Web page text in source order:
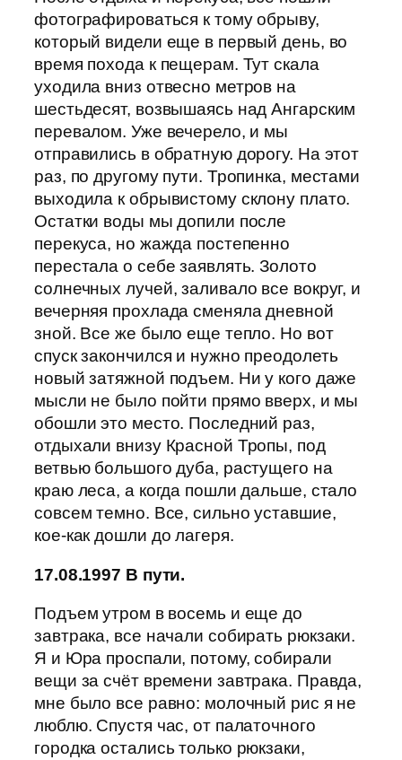
фотографироваться к тому обрыву,
который видели еще в первый день, во
время похода к пещерам. Тут скала
уходила вниз отвесно метров на
шестьдесят, возвышаясь над Ангарским
перевалом. Уже вечерело, и мы
отправились в обратную дорогу. На этот
раз, по другому пути. Тропинка, местами
выходила к обрывистому склону плато.
Остатки воды мы допили после
перекуса, но жажда постепенно
перестала о себе заявлять. Золото
солнечных лучей, заливало все вокруг, и
вечерняя прохлада сменяла дневной
зной. Все же было еще тепло. Но вот
спуск закончился и нужно преодолеть
новый затяжной подъем. Ни у кого даже
мысли не было пойти прямо вверх, и мы
обошли это место. Последний раз,
отдыхали внизу Красной Тропы, под
ветвью большого дуба, растущего на
краю леса, а когда пошли дальше, стало
совсем темно. Все, сильно уставшие,
кое-как дошли до лагеря.
17.08.1997 В пути.
Подъем утром в восемь и еще до
завтрака, все начали собирать рюкзаки.
Я и Юра проспали, потому, собирали
вещи за счёт времени завтрака. Правда,
мне было все равно: молочный рис я не
люблю. Спустя час, от палаточного
городка остались только рюкзаки,